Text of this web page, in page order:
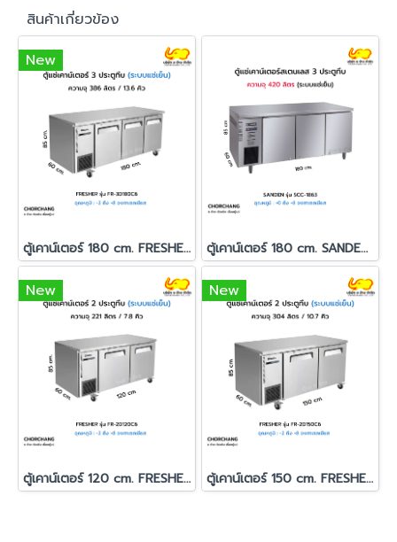
สินค้าเกี่ยวข้อง
New
ตู้เคาน์เตอร์ 180 cm. FRESHER รุ่น FR-3D180C6 ตู้เคาน์เตอร์ 180 cm. SANDEN รุ่น SCC-1863
New
ตู้เคาน์เตอร์ 120 cm. FRESHER รุ่น FR-2D120C6
New
ตู้เคาน์เตอร์ 150 cm. FRESHER รุ่น FR-2D150C6